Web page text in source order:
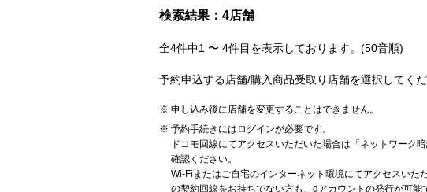
検索結果：4店舗
全4件中1 〜 4件目を表示しております。(50音順)
予約申込する店舗/購入商品受取り店舗を選択してくだ
申し込み後に店舗を変更することはできません。
予約手続きにはログインが必要です。
ドコモ回線にてアクセスいただいた場合は「ネットワーク
確認ください。
Wi-Fiまたはご自宅のインターネット環境にてアクセスい
の契約回線をお持ちでない方も、dアカウントの発行が可能